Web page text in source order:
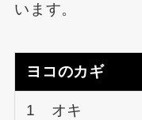
います。
ヨコのカギ
1 オキ